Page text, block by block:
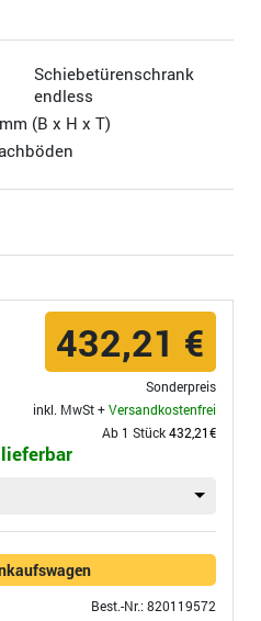
Schiebetürenschrank
endless
(B x H x T)
432,21 €
Sonderpreis
inkl. MwSt +Versandkostenfrei
Ab 1 Stück432,21€
Best.-Nr.: 820119572